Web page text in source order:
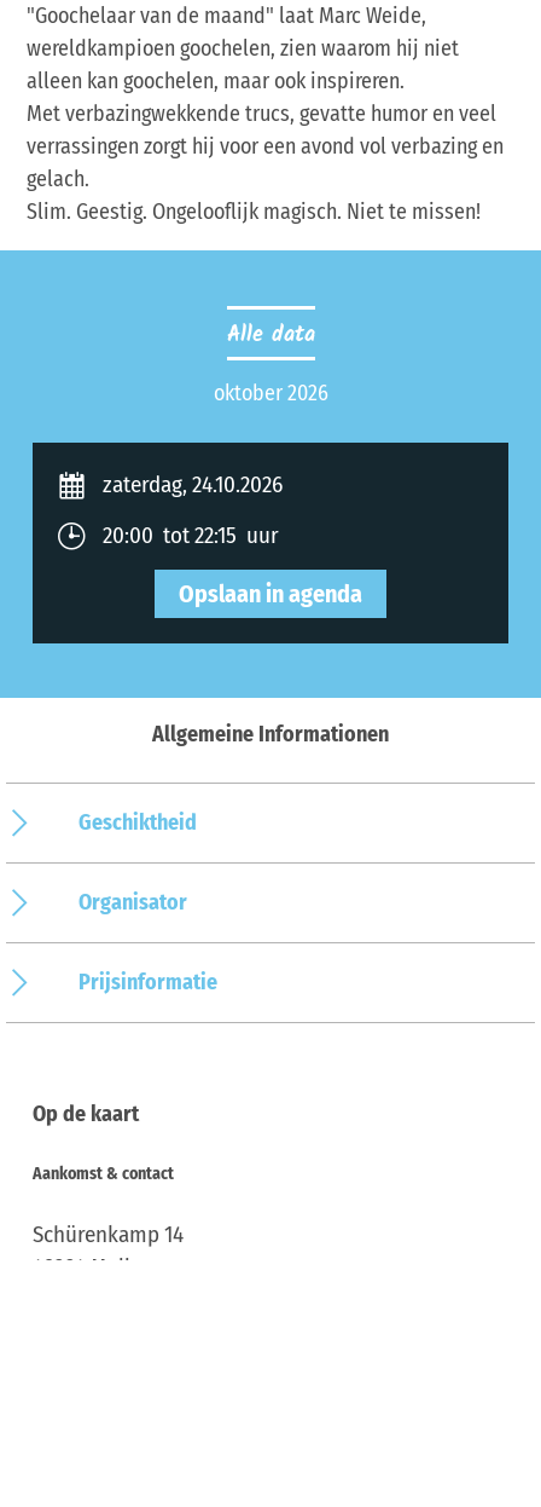
"Goochelaar van de maand" laat Marc Weide,
wereldkampioen goochelen, zien waarom hij niet
alleen kan goochelen, maar ook inspireren.
Met verbazingwekkende trucs, gevatte humor en veel
verrassingen zorgt hij voor een avond vol verbazing en
gelach.
Slim. Geestig. Ongelooflijk magisch. Niet te missen!
Alle data
oktober 2026
zaterdag, 24.10.2026
20:00 tot 22:15 uur
Opslaan in agenda
Allgemeine Informationen
Geschiktheid
Organisator
Prijsinformatie
Op de kaart
Aankomst & contact
Schürenkamp 14
49324 Melle